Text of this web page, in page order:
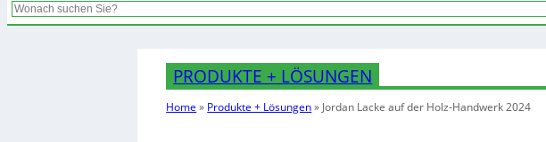
Search
PRODUKTE + LÖSUNGEN
Home » Produkte + Lösungen» Jordan Lacke auf der Holz-Handwerk 2024